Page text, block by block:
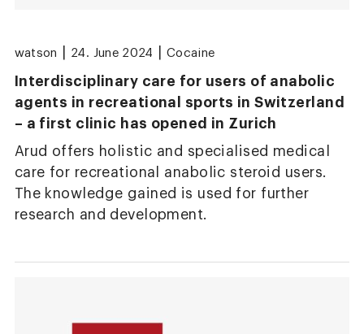
watson 24. June 2024 Cocaine
Interdisciplinary care for users of anabolic
agents in recreational sports in Switzerland
– a first clinic has opened in Zurich
Arud offers holistic and specialised medical
care for recreational anabolic steroid users.
The knowledge gained is used for further
research and development.